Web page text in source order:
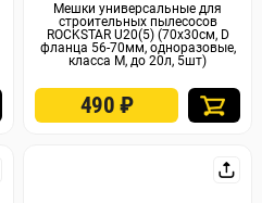
Мешки универсальные для
строительных пылесосов
ROCKSTAR U20(5) (70x30см, D
фланца 56-70мм, одноразовые,
класса М, до 20л, 5шт)
490 ₽